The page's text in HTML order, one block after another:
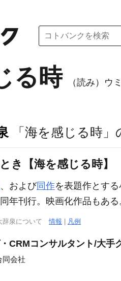
る時 （読み）ウ
「海を感じる時
き【海を感じる時】
、および同作を表題作とす
年刊行。映画化作品もある
辞泉について情報 凡例
CRMコンサルタント/大手
同会社